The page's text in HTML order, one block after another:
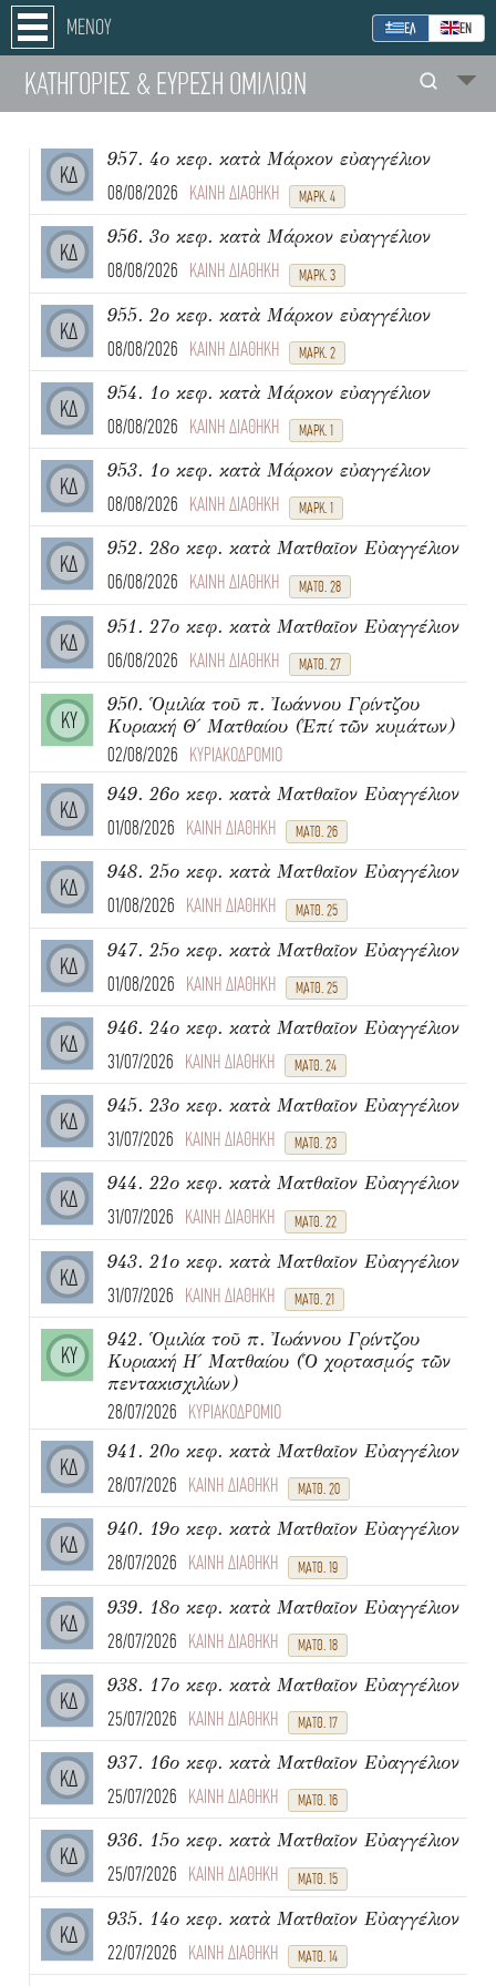
ΜΕΝΟΥ ΕΛ ΕΝ
ΚΑΤΗΓΟΡΙΕΣ & ΕΥΡΕΣΗ ΟΜΙΛΙΩΝ
ΚΔ
957. 4ο κεφ. κατὰ Μάρκον εὐαγγέλιον
08/08/2026 ΚΑΙΝΗ ΔΙΑΘΗΚΗ ΜΑΡΚ. 4
ΚΔ
956. 3ο κεφ. κατὰ Μάρκον εὐαγγέλιον
08/08/2026 ΚΑΙΝΗ ΔΙΑΘΗΚΗ ΜΑΡΚ. 3
ΚΔ
955. 2ο κεφ. κατὰ Μάρκον εὐαγγέλιον
08/08/2026 ΚΑΙΝΗ ΔΙΑΘΗΚΗ ΜΑΡΚ. 2
ΚΔ
954. 1ο κεφ. κατὰ Μάρκον εὐαγγέλιον
08/08/2026 ΚΑΙΝΗ ΔΙΑΘΗΚΗ ΜΑΡΚ. 1
ΚΔ
953. 1ο κεφ. κατὰ Μάρκον εὐαγγέλιον
08/08/2026 ΚΑΙΝΗ ΔΙΑΘΗΚΗ ΜΑΡΚ. 1
ΚΔ
952. 28ο κεφ. κατὰ Ματθαῖον Εὐαγγέλιον
06/08/2026 ΚΑΙΝΗ ΔΙΑΘΗΚΗ ΜΑΤΘ. 28
ΚΔ
951. 27ο κεφ. κατὰ Ματθαῖον Εὐαγγέλιον
06/08/2026 ΚΑΙΝΗ ΔΙΑΘΗΚΗ ΜΑΤΘ. 27
ΚΥ
950. Ὁμιλία τοῦ π. Ἰωάννου Γρίντζου
Κυριακή Θ΄ Ματθαίου (Ἐπί τῶν κυμάτων)
02/08/2026 ΚΥΡΙΑΚΟΔΡΟΜΙΟ
ΚΔ
949. 26ο κεφ. κατὰ Ματθαῖον Εὐαγγέλιον
01/08/2026 ΚΑΙΝΗ ΔΙΑΘΗΚΗ ΜΑΤΘ. 26
ΚΔ
948. 25ο κεφ. κατὰ Ματθαῖον Εὐαγγέλιον
01/08/2026 ΚΑΙΝΗ ΔΙΑΘΗΚΗ ΜΑΤΘ. 25
ΚΔ
947. 25ο κεφ. κατὰ Ματθαῖον Εὐαγγέλιον
01/08/2026 ΚΑΙΝΗ ΔΙΑΘΗΚΗ ΜΑΤΘ. 25
ΚΔ
946. 24ο κεφ. κατὰ Ματθαῖον Εὐαγγέλιον
31/07/2026 ΚΑΙΝΗ ΔΙΑΘΗΚΗ ΜΑΤΘ. 24
ΚΔ
945. 23ο κεφ. κατὰ Ματθαῖον Εὐαγγέλιον
31/07/2026 ΚΑΙΝΗ ΔΙΑΘΗΚΗ ΜΑΤΘ. 23
ΚΔ
944. 22ο κεφ. κατὰ Ματθαῖον Εὐαγγέλιον
31/07/2026 ΚΑΙΝΗ ΔΙΑΘΗΚΗ ΜΑΤΘ. 22
ΚΔ
943. 21ο κεφ. κατὰ Ματθαῖον Εὐαγγέλιον
31/07/2026 ΚΑΙΝΗ ΔΙΑΘΗΚΗ ΜΑΤΘ. 21
ΚΥ
942. Ὁμιλία τοῦ π. Ἰωάννου Γρίντζου
Κυριακή Η΄ Ματθαίου (Ὁ χορτασμός τῶν
πεντακισχιλίων)
28/07/2026 ΚΥΡΙΑΚΟΔΡΟΜΙΟ
ΚΔ
941. 20ο κεφ. κατὰ Ματθαῖον Εὐαγγέλιον
28/07/2026 ΚΑΙΝΗ ΔΙΑΘΗΚΗ ΜΑΤΘ. 20
ΚΔ
940. 19ο κεφ. κατὰ Ματθαῖον Εὐαγγέλιον
28/07/2026 ΚΑΙΝΗ ΔΙΑΘΗΚΗ ΜΑΤΘ. 19
ΚΔ
939. 18ο κεφ. κατὰ Ματθαῖον Εὐαγγέλιον
28/07/2026 ΚΑΙΝΗ ΔΙΑΘΗΚΗ ΜΑΤΘ. 18
ΚΔ
938. 17ο κεφ. κατὰ Ματθαῖον Εὐαγγέλιον
25/07/2026 ΚΑΙΝΗ ΔΙΑΘΗΚΗ ΜΑΤΘ. 17
ΚΔ
937. 16ο κεφ. κατὰ Ματθαῖον Εὐαγγέλιον
25/07/2026 ΚΑΙΝΗ ΔΙΑΘΗΚΗ ΜΑΤΘ. 16
ΚΔ
936. 15ο κεφ. κατὰ Ματθαῖον Εὐαγγέλιον
25/07/2026 ΚΑΙΝΗ ΔΙΑΘΗΚΗ ΜΑΤΘ. 15
ΚΔ
935. 14ο κεφ. κατὰ Ματθαῖον Εὐαγγέλιον
22/07/2026 ΚΑΙΝΗ ΔΙΑΘΗΚΗ ΜΑΤΘ. 14